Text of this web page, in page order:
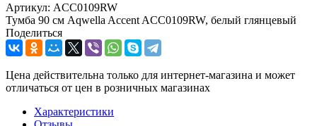
Артикул: ACC0109RW
Тумба 90 см Aqwella Accent ACC0109RW, белый глянцевый
Поделиться
Цена действительна только для интернет-магазина и может
отличаться от цен в розничных магазинах
Характеристики